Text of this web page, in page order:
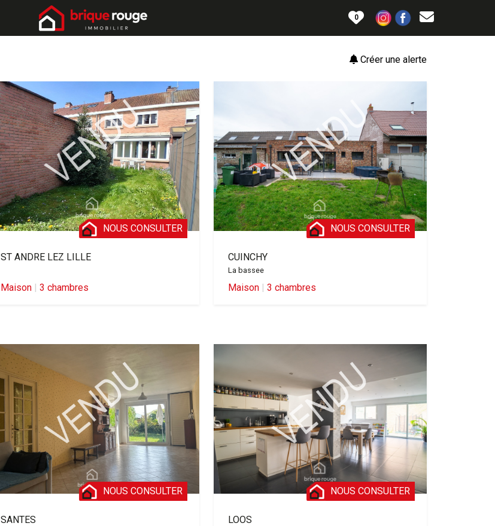
0
Créer une alerte
NOUS CONSULTER
ST ANDRE LEZ LILLE
Maison | 3 chambres
NOUS CONSULTER
CUINCHY
La bassee
Maison | 3 chambres
NOUS CONSULTER
SANTES
NOUS CONSULTER
LOOS